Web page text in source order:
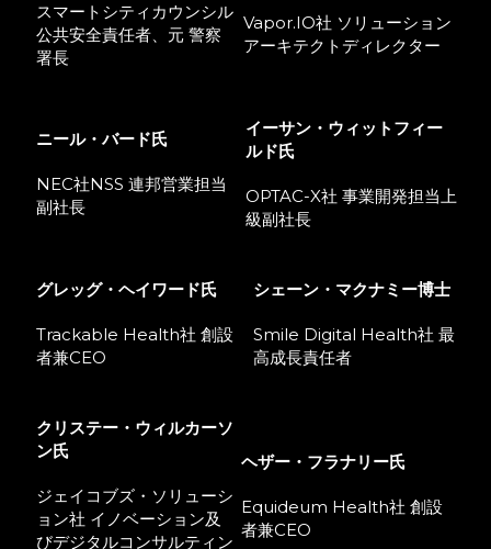
スマートシティカウンシル
公共安全責任者、元 警察
署長
Vapor.IO社 ソリューション
アーキテクト ディレクター
ニール・バード氏
NEC社NSS 連邦営業担当
副社長
イーサン ・ウィットフィー
ルド氏
OPTAC-X社 事業開発担当上
級副社長
グレッグ・ヘイワード氏
Trackable Health社 創設
者兼CEO
シェーン・マクナミー博士
Smile Digital Health社 最
高成長責任者
クリステー・ウィルカーソ
ン氏
ジェイコブズ・ソリューシ
ョン社 イノベーション及
びデジタルコンサルティン
ヘザー・フラナリー氏
Equideum Health社 創設
者兼CEO